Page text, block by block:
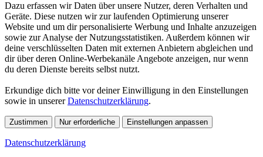
Dazu erfassen wir Daten über unsere Nutzer, deren Verhalten und
Geräte. Diese nutzen wir zur laufenden Optimierung unserer
Website und um dir personalisierte Werbung und Inhalte anzuzeigen
sowie zur Analyse der Nutzungsstatistiken. Außerdem können wir
deine verschlüsselten Daten mit externen Anbietern abgleichen und
dir über deren Online-Werbekanäle Angebote anzeigen, nur wenn
du deren Dienste bereits selbst nutzt.
Erkundige dich bitte vor deiner Einwilligung in den Einstellungen
sowie in unsererDatenschutzerklärung.
Zustimmen Nur erforderliche Einstellungen anpassen
Datenschutzerklärung